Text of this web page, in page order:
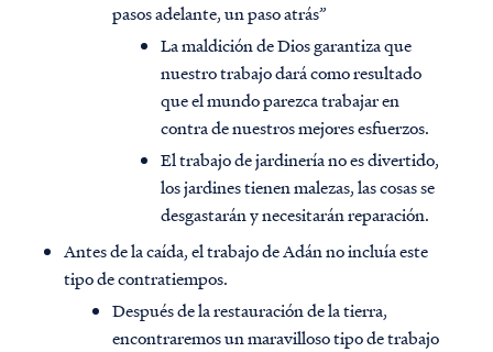
pasos adelante, un paso atrás”
La maldición de Dios garantiza que
nuestro trabajo dará como resultado
que el mundo parezca trabajar en
contra de nuestros mejores esfuerzos.
El trabajo de jardinería no es divertido,
los jardines tienen malezas, las cosas se
desgastarán y necesitarán reparación.
Antes de la caída, el trabajo de Adán no incluía este
tipo de contratiempos.
Después de la restauración de la tierra,
encontraremos un maravilloso tipo de trabajo